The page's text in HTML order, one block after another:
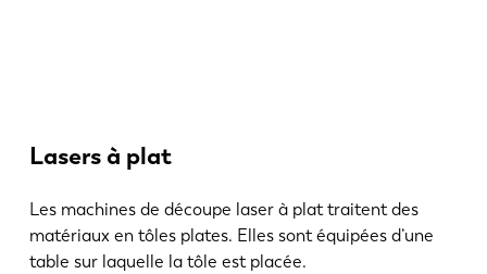
Lasers à plat
Les machines de découpe laser à plat traitent des
matériaux en tôles plates. Elles sont équipées d’une
table sur laquelle la tôle est placée.
KO CN